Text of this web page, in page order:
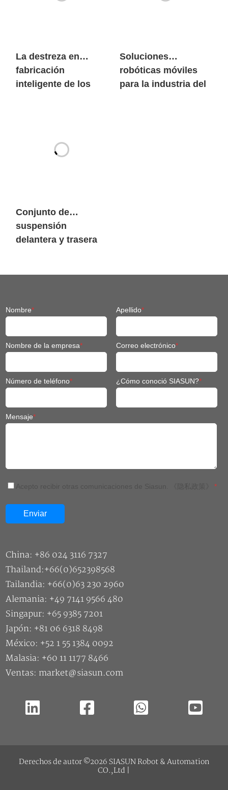
La destreza en
fabricación
inteligente de los
Soluciones
robóticas móviles
para la industria del
Conjunto de
suspensión
delantera y trasera
Nombre* Apellido*
Nombre de la empresa* Correo electrónico*
Número de teléfono* ¿Cómo conoció SIASUN?*
Mensaje*
*
China: +86 024 3116 7327
Thailand:+66(0)652398568
Tailandia: +66(0)63 230 2960
Alemania: +49 7141 9566 480
Singapur: +65 9385 7201
Japón: +81 06 6318 8498
México: +52 1 55 1384 0092
Malasia: +60 11 1177 8466
Ventas: market@siasun.com
Derechos de autor ©2026 SIASUN Robot & Automation
CO.,Ltd |